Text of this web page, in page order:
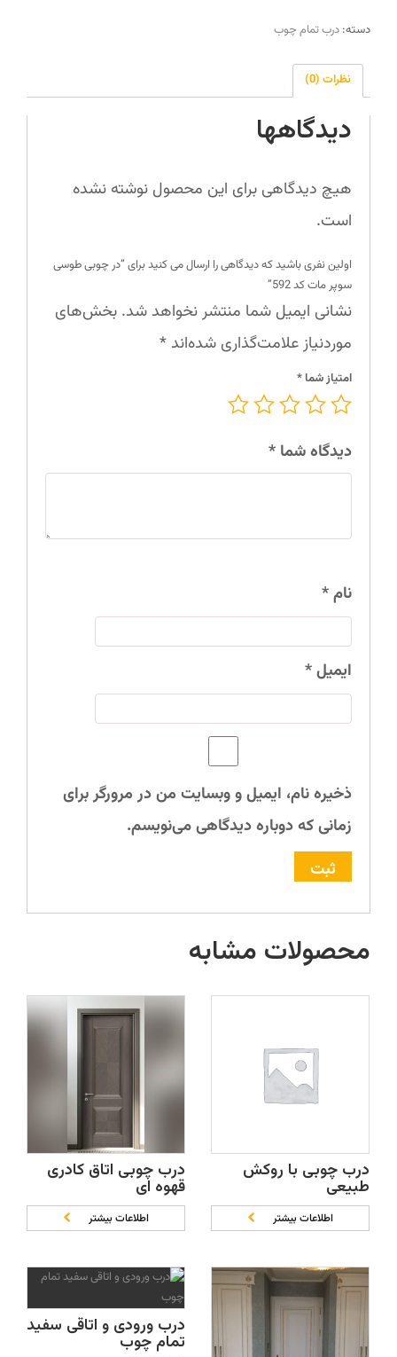
دسته: درب تمام چوب
نظرات (0)
دیدگاهها
هیچ دیدگاهی برای این محصول نوشته نشده
است.
اولین نفری باشید که دیدگاهی را ارسال می کنید برای “در چوبی طوسی
سوپر مات کد 592”
نشانی ایمیل شما منتشر نخواهد شد. بخش‌های
موردنیاز علامت‌گذاری شده‌اند *
امتیاز شما *
دیدگاه شما *
نام*
ایمیل*
ذخیره نام، ایمیل و وبسایت من در مرورگر برای
زمانی که دوباره دیدگاهی می‌نویسم.
محصولات مشابه
درب چوبی اتاق کادری
قهوه ای
اطلاعات بیشتر
درب چوبی با روکش
طبیعی
اطلاعات بیشتر
درب ورودی و اتاقی سفید
تمام چوب